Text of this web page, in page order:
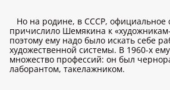
Но на родине, в СССР, официальное
причислило Шемякина к
поэтому ему надо было искать себе
художественной системы. В 1960-х
множество профессий: он был
лаборантом, такелажником.